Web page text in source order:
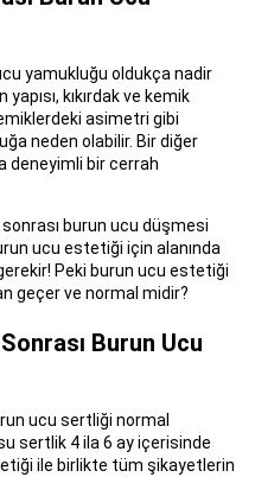
yamukluğu oldukça nadir
kıkırdak ve kemik
asimetri gibi
neden olabilir. Bir diğer
deneyimli bir cerrah
burun ucu düşmesi
ucu estetiği için alanında
Peki burun ucu estetiği
geçer ve normal midir?
Burun Ucu
ucu sertliği normal
sertlik 4 ila 6 ay içerisinde
ile birlikte tüm şikayetlerin